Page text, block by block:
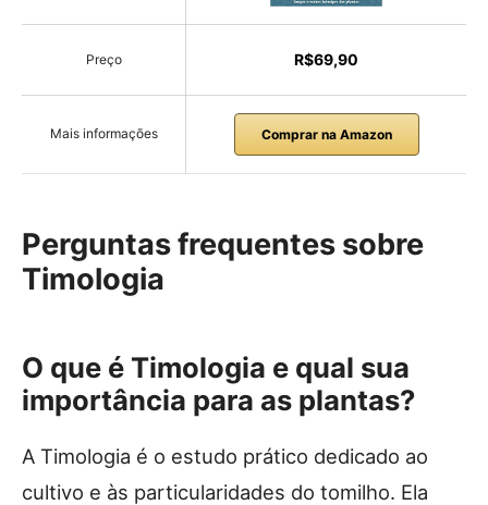
Preço R$69,90
Mais informações Comprar na Amazon
Perguntas frequentes sobre
Timologia
O que é Timologia e qual sua
importância para as plantas?
A Timologia é o estudo prático dedicado ao
cultivo e às particularidades do tomilho. Ela